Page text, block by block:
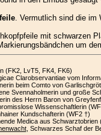
. Vermutlich sind die im
mit schwarzen
um
(FK2, LvT5, FK4, FK6)
Clarobservantiae vom
beim Comto von
Svennaholmerin und große
des Herrn Baron von
Wissenschaftlerin
Kundschafterin (WF2 †)
Medica aus Schwarztobrien
, Schwarzes Schaf der